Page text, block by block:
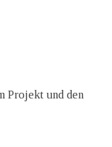
Projekt und den